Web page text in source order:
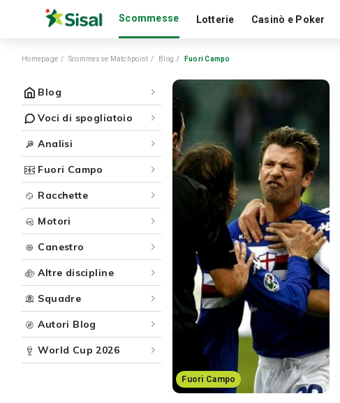
Scommesse Lotterie Casinò e Poker
Homepage Scommesse Matchpoint Blog Fuori Campo
Blog
Voci di spogliatoio
Analisi
Fuori Campo
Racchette
Motori
Canestro
Altre discipline
Squadre
Autori Blog
World Cup 2026
Fuori Campo